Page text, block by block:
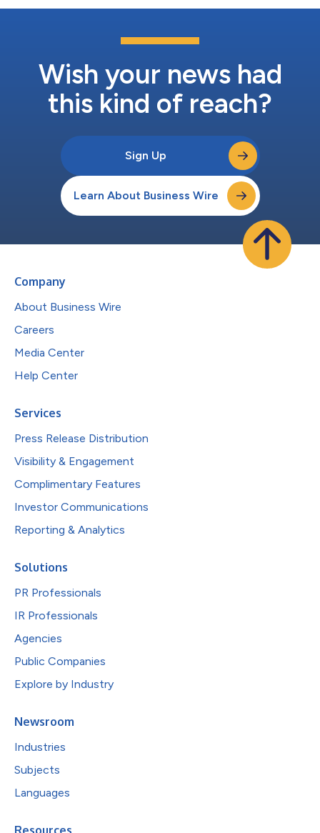
Wish your news had
this kind of reach?
Sign Up
Learn About Business Wire
Company
About Business Wire
Careers
Media Center
Help Center
Services
Press Release Distribution
Visibility & Engagement
Complimentary Features
Investor Communications
Reporting & Analytics
Solutions
PR Professionals
IR Professionals
Agencies
Public Companies
Explore by Industry
Newsroom
Industries
Subjects
Languages
Resources